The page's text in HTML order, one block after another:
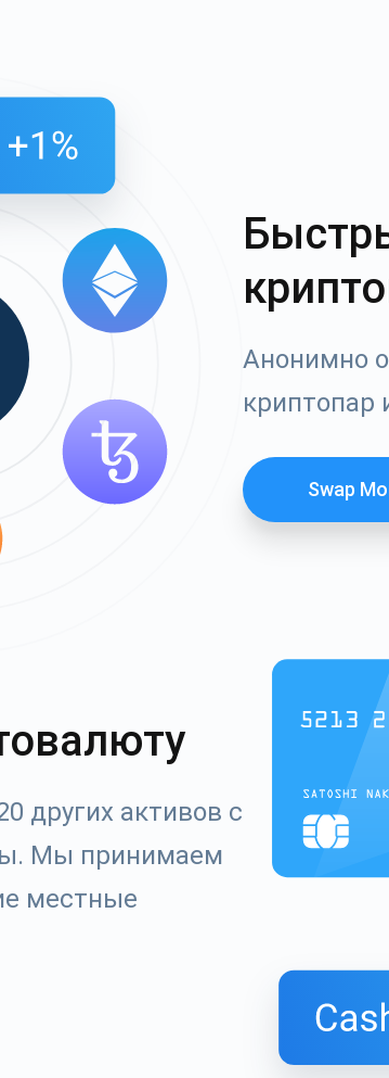
Анонимно
криптопар
Swap
других активов с
Мы принимаем
местные